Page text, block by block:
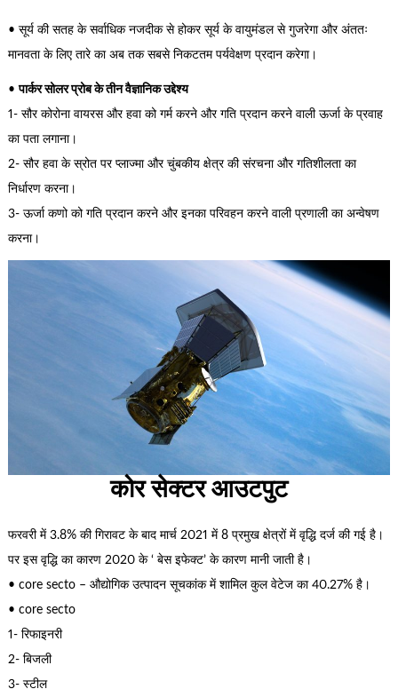
• सूर्य की सतह के सर्वाधिक नजदीक से होकर सूर्य के वायुमंडल से गुजरेगा और अंततः
मानवता के लिए तारे का अब तक सबसे निकटतम पर्यवेक्षण प्रदान करेगा।
•पार्कर सोलर प्रोब के तीन वैज्ञानिक उद्देश्य
1- सौर कोरोना वायरस और हवा को गर्म करने और गति प्रदान करने वाली ऊर्जा के प्रवाह
का पता लगाना।
2- सौर हवा के स्रोत पर प्लाज्मा और चुंबकीय क्षेत्र की संरचना और गतिशीलता का
निर्धारण करना।
3- ऊर्जा कणो को गति प्रदान करने और इनका परिवहन करने वाली प्रणाली का अन्वेषण
करना।
कोर सेक्टर आउटपुट
फरवरी में 3.8% की गिरावट के बाद मार्च 2021 में 8 प्रमुख क्षेत्रों में वृद्धि दर्ज की गई है।
पर इस वृद्धि का कारण 2020 के ‘ बेस इफेक्ट’ के कारण मानी जाती है।
• core secto – औद्योगिक उत्पादन सूचकांक में शामिल कुल वेटेज का 40.27% है।
• core secto
1- रिफाइनरी
2- बिजली
3- स्टील